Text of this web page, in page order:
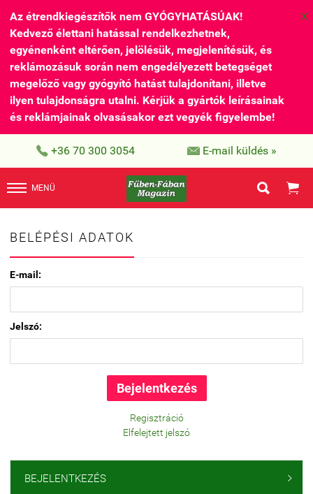
Az étrendkiegészítők nem GYÓGYHATÁSÚAK!
Kedvező élettani hatással rendelkezhetnek,
egyénenként eltérően, jelölésük, megjelenítésük, és
reklámozásuk során nem engedélyezett betegséget
megelőző vagy gyógyító hatást tulajdonítani, illetve
ilyen tulajdonságra utalni. Kérjük a gyártók leírásainak
és reklámjainak olvasásakor ezt vegyék figyelembe!
X
 +36 70 300 3054  E-mail küldés »
MENÜ  
BELÉPÉSI ADATOK
E-mail:
Jelszó:
Regisztráció
Elfelejtett jelszó
BEJELENTKEZÉS 